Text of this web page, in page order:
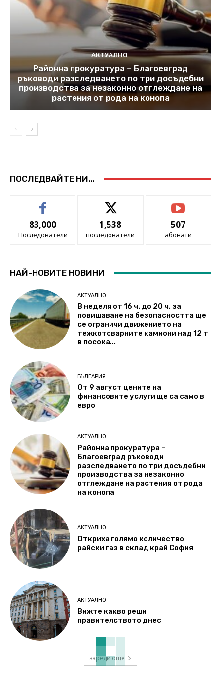
АКТУАЛНО
Районна прокуратура – Благоевград
ръководи разследването по три досъдебни
производства за незаконно отглеждане на
растения от рода на конопа
ПОСЛЕДВАЙТЕ НИ...
83,000
Последователи
1,538
последователи
507
абонати
НАЙ-НОВИТЕ НОВИНИ
АКТУАЛНО
В неделя от 16 ч. до 20 ч. за
повишаване на безопасността ще
се ограничи движението на
тежкотоварните камиони над 12 т
в посока...
БЪЛГАРИЯ
От 9 август цените на
финансовите услуги ще са само в
евро
АКТУАЛНО
Районна прокуратура –
Благоевград ръководи
разследването по три досъдебни
производства за незаконно
отглеждане на растения от рода
на конопа
АКТУАЛНО
Откриха голямо количество
райски газ в склад край София
АКТУАЛНО
Вижте какво реши
правителството днес
зареди още